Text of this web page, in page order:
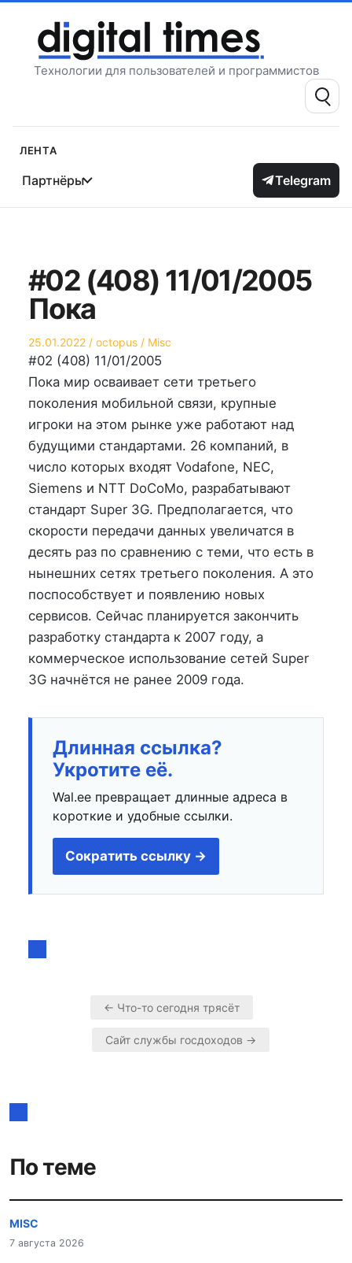
содержимому
Технологии для пользователей и программистов
Поиск:
Лента
Партнёры Telegram
#02 (408) 11/01/2005
Пока
Опубликовано
на
25.01.2022 Автор
octopus
Опубликовано
в
Misc
#02 (408) 11/01/2005
Пока мир осваивает сети третьего
поколения мобильной связи, крупные
игроки на этом рынке уже работают над
будущими стандартами. 26 компаний, в
число которых входят Vodafone, NEC,
Siemens и NTT DoCoMo, разрабатывают
стандарт Super 3G. Предполагается, что
скорости передачи данных увеличатся в
десять раз по сравнению с теми, что есть в
нынешних сетях третьего поколения. А это
поспособствует и появлению новых
сервисов. Сейчас планируется закончить
разработку стандарта к 2007 году, а
коммерческое использование сетей Super
3G начнётся не ранее 2009 года.
Длинная ссылка?
Укротите её.
Wal.ee превращает длинные адреса в
короткие и удобные ссылки.
Сократить ссылку →
Навигация
← Что-то сегодня трясёт
Сайт службы госдоходов →
По теме
MISC
7 августа 2026